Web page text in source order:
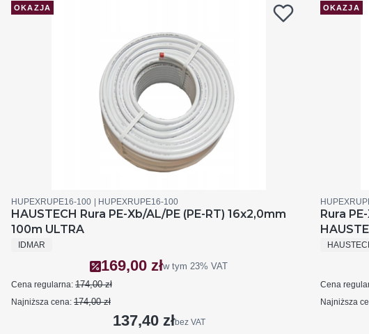
OKAZJA
Kod produktu
HUPEXRUPE16-100 Kod producenta
HUPEXRUPE16-100
HAUSTECH Rura PE-Xb/AL/PE (PE-RT) 16x2,0mm
100m ULTRA
PRODUCENT
IDMAR
Cena promocyjna brutto
169,00 złw tym23%VAT
Cena regularna: 174,00 zł
Najniższa cena: 174,00 zł
Cena netto
137,40 złbez VAT
OKAZJA
Kod
Rura
Cena
Najniższa